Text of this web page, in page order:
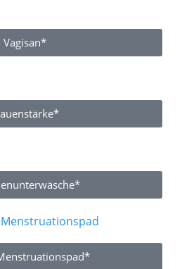
Vagisan*